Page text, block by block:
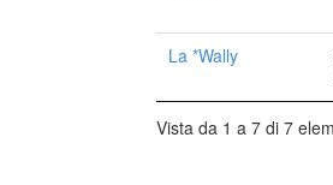
La *Wally
Vista da 1 a 7 di 7